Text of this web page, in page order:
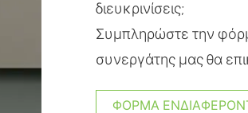
διευκρινίσεις;
Συμπληρώστε την
συνεργάτης μας θα
ΦΌΡΜΑ